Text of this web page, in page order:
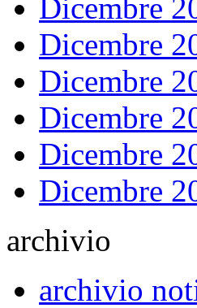
Dicembre
Dicembre
Dicembre
Dicembre
Dicembre
Dicembre
archivio
archivio